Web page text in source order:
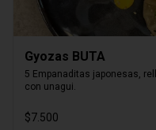
Gyozas BUTA
5 Empanaditas japonesas,
con unagui.
$7.500